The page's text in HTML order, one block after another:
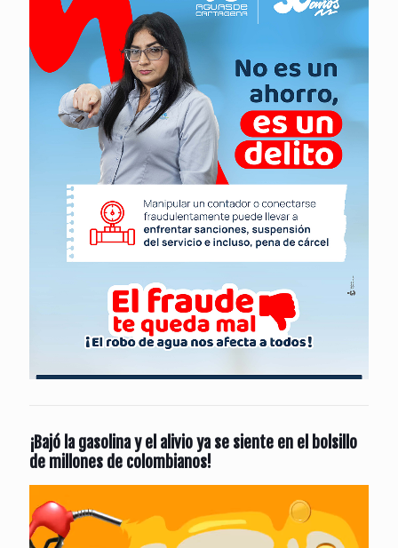
¡Bajó la gasolina y el alivio ya se siente en el bolsillo
de millones de colombianos!
de
vídeo